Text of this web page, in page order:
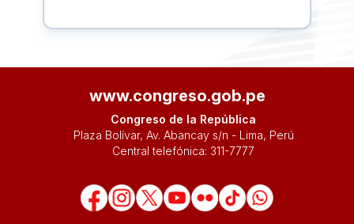
www.congreso.gob.pe
Congreso de la República
Plaza Bolívar, Av. Abancay s/n - Lima, Perú
Central telefónica: 311-7777